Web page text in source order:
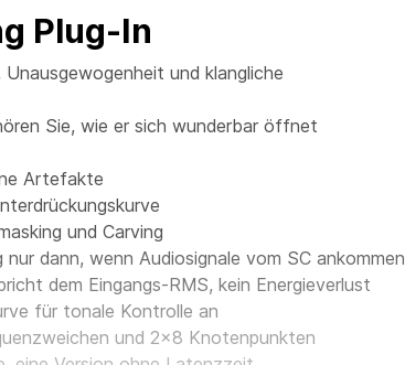
Plug-In
und klangliche
Sie, wie er sich wunderbar öffnet
Artefakte
und Carving
dann, wenn Audiosignale vom SC ankommen
dem Eingangs-RMS, kein Energieverlust
für tonale Kontrolle an
und 2x8 Knotenpunkten